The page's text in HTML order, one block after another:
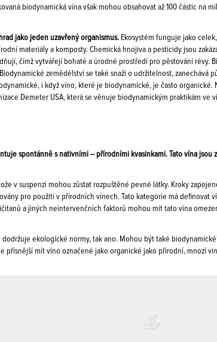
biodynamická vína však mohou obsahovat až 100 částic na
jako jeden uzavřený organismus. Ekosystém funguje jako
materiály a komposty. Chemická hnojiva a pesticidy jsou
čímž vytvářejí bohaté a úrodné prostředí pro pěstování révy.
zemědělství se také snaží o udržitelnost, zanechává
i když víno, které je biodynamické, je často organické.
Demeter USA, která se věnuje biodynamickým praktikám ve
spontánně s nativními – přírodními kvasinkami. Tato vína jsou
v suspenzi mohou zůstat rozpuštěné pevné látky. Kroky
pro použití v přírodních vínech. Tato kategorie má definovat
a jiných neintervenčních faktorů mohou mít tato vína
ekologické normy, tak ano. Mohou být také
přísnější mít víno označené jako organické jako přírodní, mnozí